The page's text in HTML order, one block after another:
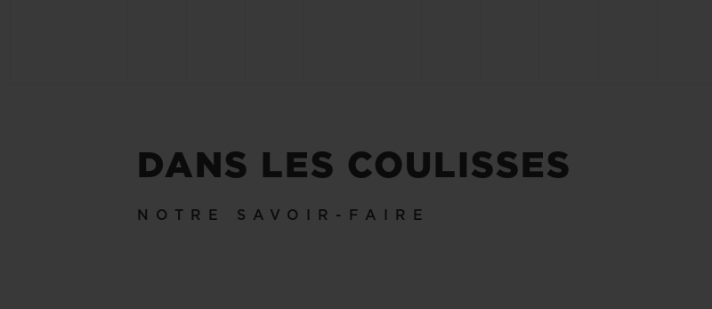
DANS LES COULISSES
NOTRE SAVOIR-FAIRE